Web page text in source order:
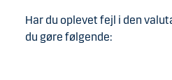
Har du oplevet fejl i den
du gøre følgende: